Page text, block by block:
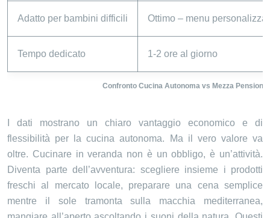
Confronto Cucina Autonoma vs Mezza Pensione
Adatto per bambini difficili Ottimo – menu
Tempo dedicato 1-2 ore al giorno
I dati mostrano un chiaro vantaggio economico e di
flessibilità per la cucina autonoma. Ma il vero valore va
oltre. Cucinare in veranda non è un obbligo, è un’attività.
Diventa parte dell’avventura: scegliere insieme i prodotti
freschi al mercato locale, preparare una cena semplice
mentre il sole tramonta sulla macchia mediterranea,